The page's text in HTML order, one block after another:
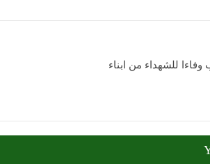
للشهداء من ابناء